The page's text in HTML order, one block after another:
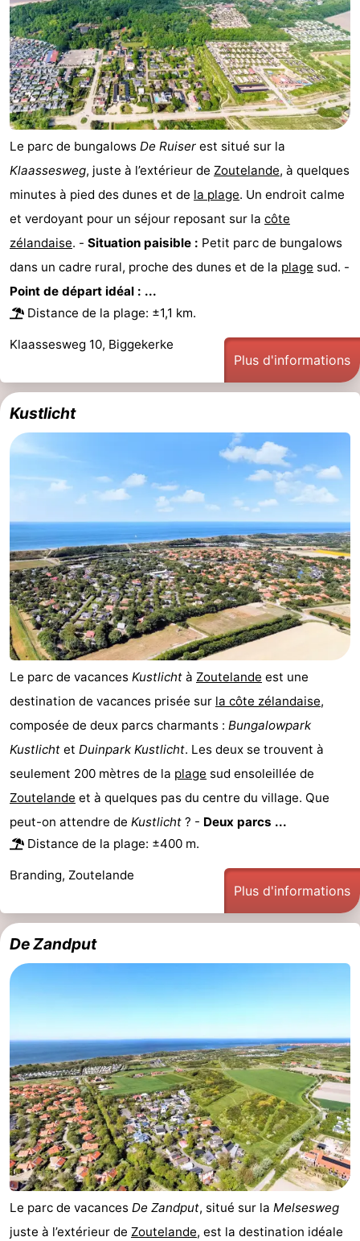
Nature
de
Mantelingen
-
Domburg
-
Westkapelle
-
Nature
Walcherse
bos
-
Dishoek
-
Vlissingen
-
Middelburg
Zeeuws-
Vlaanderen
-
Nieuwvliet
-
Nature
Het
Zwin
Météo
Contact
Le parc de bungalows De Ruiser est situé sur la
Klaassesweg, juste à l’extérieur de Zoutelande, à quelques
minutes à pied des dunes et de la plage. Un endroit calme
et verdoyant pour un séjour reposant sur la côte
zélandaise. - Situation paisible : Petit parc de bungalows
dans un cadre rural, proche des dunes et de la plage sud. -
Point de départ idéal : ...
Distance de la plage: ±1,1 km.
Klaassesweg 10, Biggekerke
Plus d'informations
Kustlicht
Le parc de vacances Kustlicht à Zoutelande est une
destination de vacances prisée sur la côte zélandaise,
composée de deux parcs charmants : Bungalowpark
Kustlicht et Duinpark Kustlicht. Les deux se trouvent à
seulement 200 mètres de la plage sud ensoleillée de
Zoutelande et à quelques pas du centre du village. Que
peut-on attendre de Kustlicht ? - Deux parcs ...
Distance de la plage: ±400 m.
Branding, Zoutelande
Plus d'informations
De Zandput
Le parc de vacances De Zandput, situé sur la Melsesweg
juste à l’extérieur de Zoutelande, est la destination idéale